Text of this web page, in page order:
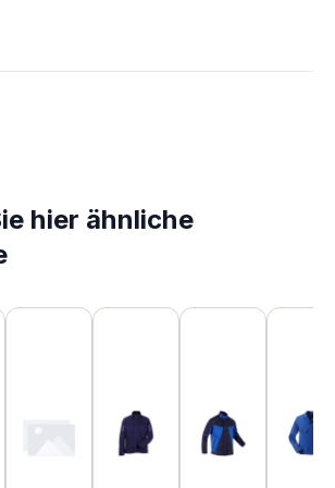
hier ähnliche
überspringen